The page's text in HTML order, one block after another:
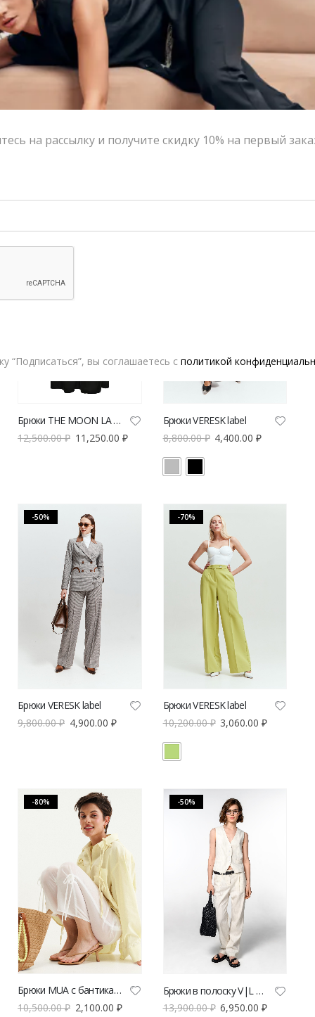
Брюки THE MOON LA PASSION
12,500.00₽ 11,250.00 ₽
Брюки VERESK label
8,800.00₽ 4,400.00₽
-50%
Брюки VERESK label
9,800.00₽ 4,900.00 ₽
-70%
Брюки VERESK label
10,200.00₽ 3,060.00₽
-80%
Брюки MUA с бантиками
10,500.00₽ 2,100.00 ₽
-50%
Брюки в полоску V|L из хлопка и льна
13,900.00₽ 6,950.00₽
на рассылку и получите скидку 10% на первый
“Подписаться”, вы соглашаетесь с политикой